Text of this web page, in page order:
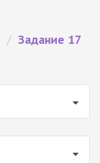
/ Задание 17